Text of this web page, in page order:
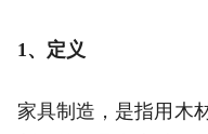
1、定义
家具制造，是指用木